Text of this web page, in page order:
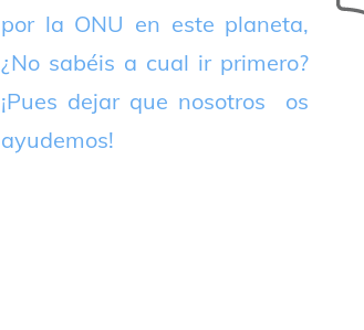
por la ONU en este planeta,
¿No sabéis a cual ir primero?
¡Pues dejar que nosotros os
ayudemos!